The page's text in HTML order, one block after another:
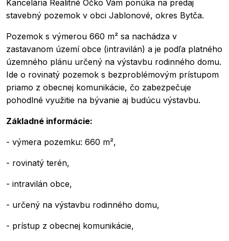
Kancelária Realitné Očko Vám ponúka na predaj
stavebný pozemok v obci Jablonové, okres Bytča.
Pozemok s výmerou 660 m² sa nachádza v
zastavanom území obce (intravilán) a je podľa platného
územného plánu určený na výstavbu rodinného domu.
Ide o rovinatý pozemok s bezproblémovým prístupom
priamo z obecnej komunikácie, čo zabezpečuje
pohodlné využitie na bývanie aj budúcu výstavbu.
Základné informácie:
- výmera pozemku: 660 m²,
- rovinatý terén,
- intravilán obce,
- určený na výstavbu rodinného domu,
- prístup z obecnej komunikácie,